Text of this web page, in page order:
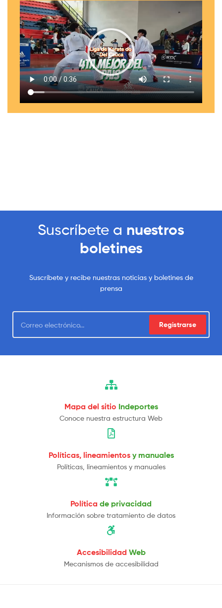
Suscríbete a nuestros
boletines
Suscríbete y recibe nuestras noticias y boletines de
prensa
Registrarse
Mapa del sitio Indeportes
Conoce nuestra estructura Web
Políticas, lineamientos y manuales
Políticas, lineamientos y manuales
Política de privacidad
Información sobre tratamiento de datos
Accesibilidad Web
Mecanismos de accesibilidad